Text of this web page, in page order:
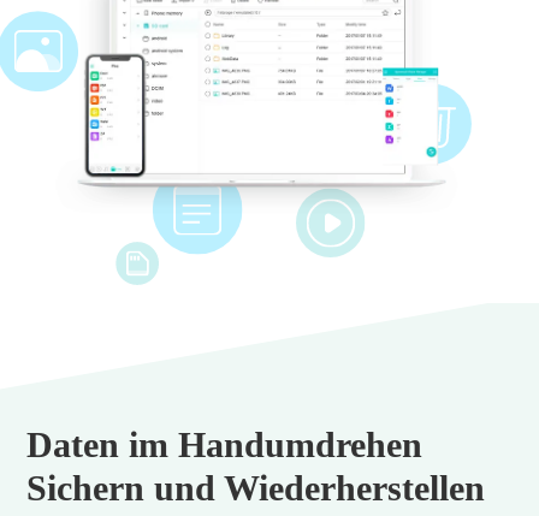
Daten im Handumdrehen
Sichern und Wiederherstellen